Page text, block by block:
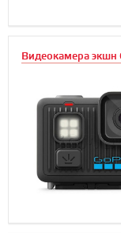
Видеокамера экшн